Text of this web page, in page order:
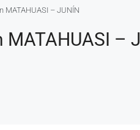
MATAHUASI – JUNÍN
–